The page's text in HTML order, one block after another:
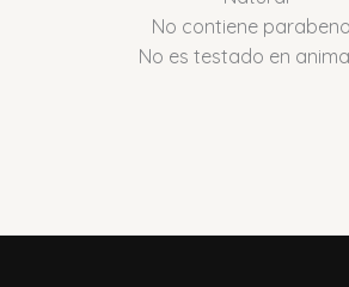
No contiene
No es testado en